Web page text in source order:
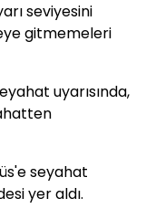
seviyesini
gitmemeleri
uyarısında,
seyahat
yer aldı.